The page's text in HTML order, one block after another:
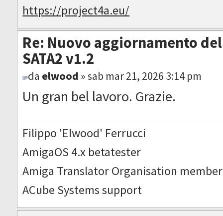
https://project4a.eu/
Re: Nuovo aggiornamento
SATA2 v1.2
da elwood » sab mar 21, 2026 3:14 pm
Un gran bel lavoro. Grazie.
Filippo 'Elwood' Ferrucci
AmigaOS 4.x betatester
Amiga Translator Organisation member
ACube Systems support